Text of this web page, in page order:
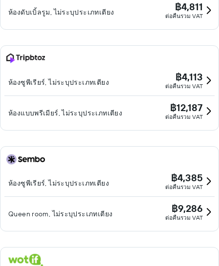
ห้องดับเบิ้ลรูม, ไม่ระบุประเภทเตียง ฿4,811
ต่อคืนรวม VAT
ห้องซูพีเรียร์, ไม่ระบุประเภทเตียง ฿4,113
ต่อคืนรวม VAT
ห้องแบบพรีเมียร์, ไม่ระบุประเภทเตียง ฿12,187
ต่อคืนรวม VAT
ห้องซูพีเรียร์, ไม่ระบุประเภทเตียง ฿4,385
ต่อคืนรวม VAT
Queen room, ไม่ระบุประเภทเตียง ฿9,286
ต่อคืนรวม VAT